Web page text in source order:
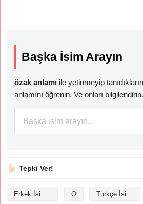
Başka İsim Arayın
özak anlamı ile yetinmeyip
anlamını öğrenin. Ve onları bilgilendirin.
Tepki Ver!
Erkek İsimleri O Türkçe İsimler